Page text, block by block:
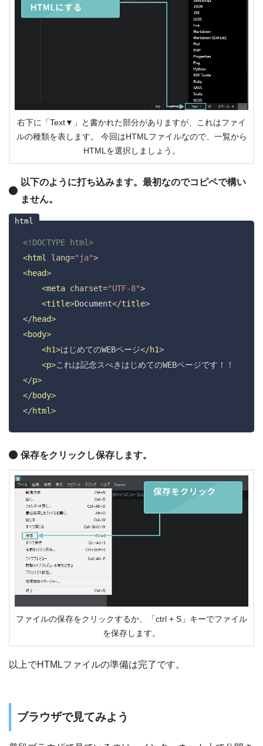
右下に「Text▼」と書かれた部分がありますが、これはファイ
ルの種類を表します。 今回はHTMLファイルなので、一覧から
HTMLを選択しましょう。
以下のように打ち込みます。最初なのでコピペで構い
ません。
<!DOCTYPE html>
<html lang="ja">
<head>
<meta charset="UTF-8">
<title>Document</title>
</head>
<body>
<h1>はじめてのWEBページ</h1>
<p>これは記念スべきはじめてのWEBページです！！
</p>
</body>
</html>
保存をクリックし保存します。
ファイルの保存をクリックするか、「ctrl + S」キーでファイル
を保存します。
以上でHTMLファイルの準備は完了です。
ブラウザで見てみよう